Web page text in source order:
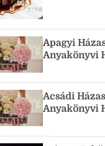
Apagyi
Anyakönyvi
Acsádi
Anyakönyvi